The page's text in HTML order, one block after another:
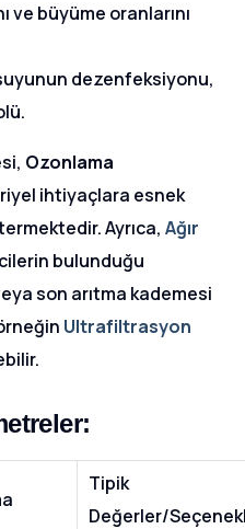
ve büyüme oranlarını
dezenfeksiyonu,
Ozonlama
ihtiyaçlara esnek
Ayrıca, Ağır
bulunduğu
son arıtma kademesi
Ultrafiltrasyon
Tipik
Değerler/